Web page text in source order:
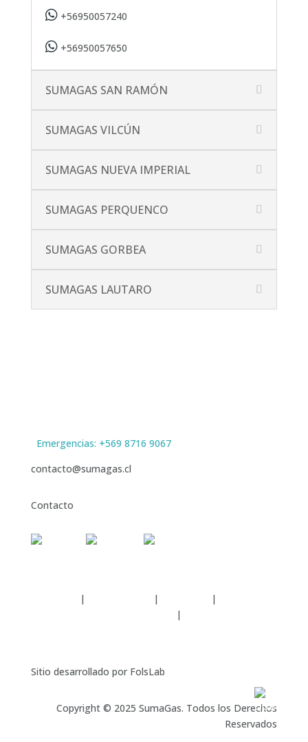
+56950057240
+56950057650
SUMAGAS SAN RAMÓN
SUMAGAS VILCÚN
SUMAGAS NUEVA IMPERIAL
SUMAGAS PERQUENCO
SUMAGAS GORBEA
SUMAGAS LAUTARO
Emergencias: +569 8716 9067
contacto@sumagas.cl
Contacto
| | |
|
Sitio desarrollado por FolsLab
Copyright © 2025 SumaGas. Todos los Derechos
Reservados